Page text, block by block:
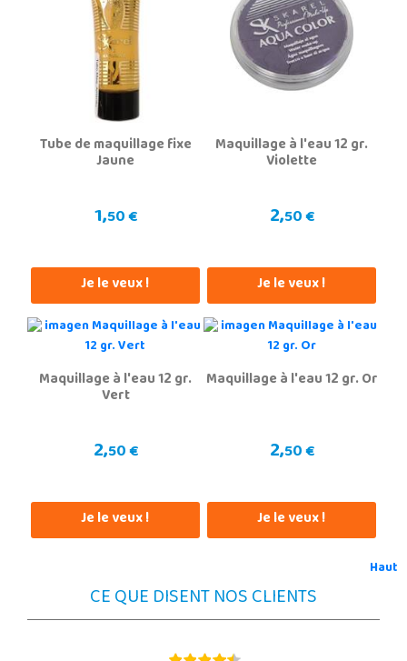
Tube de maquillage fixe
Jaune
1,50 €
Je le veux !
Maquillage à l'eau 12 gr.
Violette
2,50 €
Je le veux !
Maquillage à l'eau 12 gr.
Vert
2,50 €
Je le veux !
Maquillage à l'eau 12 gr. Or
2,50 €
Je le veux !
Haut
CE QUE DISENT NOS CLIENTS